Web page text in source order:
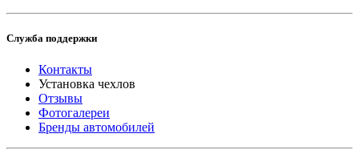
Служба поддержки
Контакты
Установка чехлов
Отзывы
Фотогалереи
Бренды автомобилей